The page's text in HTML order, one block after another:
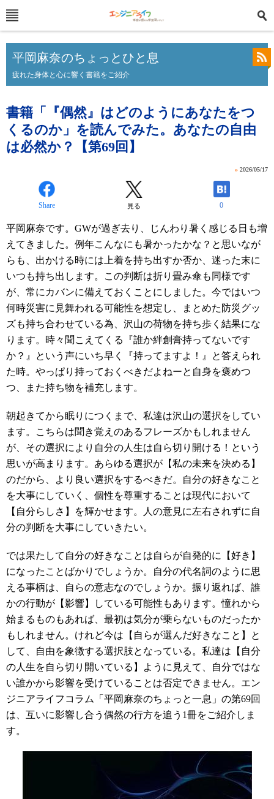
平岡麻奈のちょっとひと息
疲れた身体と心に響く書籍をご紹介
書籍「『偶然』はどのようにあなたをつ
くるのか」を読んでみた。あなたの自由
は必然か？【第69回】
» 2026/05/17
Share 見る 0
平岡麻奈です。 GWが過ぎ去り、じんわり暑く感じる日も増
えてきました。例年こんなにも暑かったかな？と思いなが
らも、出かける時には上着を持ち出すか否か、迷った末に
いつも持ち出します。この判断は折り畳み傘も同様です
が、常にカバンに備えておくことにしました。今ではいつ
何時災害に見舞われる可能性を想定し、まとめた防災グッ
ズも持ち合わせている為、沢山の荷物を持ち歩く結果にな
ります。時々聞こえてくる『誰か絆創膏持ってないです
か？』という声にいち早く『持ってますよ！』と答えられ
た時。やっぱり持っておくべきだよねーと自身を褒めつ
つ、また持ち物を補充します。
朝起きてから眠りにつくまで、私達は沢山の選択をしてい
ます。こちらは聞き覚えのあるフレーズかもしれません
が、その選択により自分の人生は自ら切り開ける！という
思いが高まります。あらゆる選択が【私の未来を決める】
のだから、より良い選択をするべきだ。自分の好きなこと
を大事にしていく、個性を尊重することは現代において
【自分らしさ】を輝かせます。人の意見に左右されずに自
分の判断を大事にしていきたい。
では果たして自分の好きなことは自らが自発的に【好き】
になったことばかりでしょうか。自分の代名詞のように思
える事柄は、自らの意志なのでしょうか。振り返れば、誰
かの行動が【影響】している可能性もあります。憧れから
始まるものもあれば、最初は気分が乗らないものだったか
もしれません。けれど今は【自らが選んだ好きなこと】と
して、自由を象徴する選択肢となっている。私達は【自分
の人生を自ら切り開いている】ように見えて、自分ではな
い誰かから影響を受けていることは否定できません。エン
ジニアライフコラム「平岡麻奈のちょっと一息」の第69回
は、互いに影響し合う偶然の行方を追う1冊をご紹介しま
す。